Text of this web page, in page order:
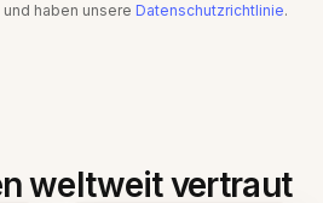
und haben unsere Datenschutzrichtlinie.
weltweit vertraut